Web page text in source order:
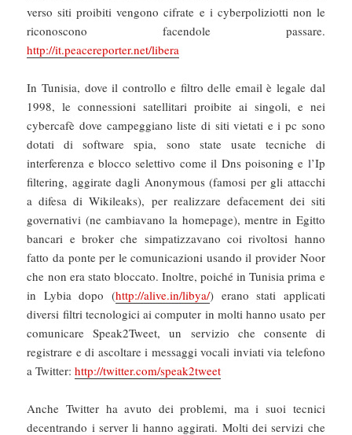
verso siti proibiti vengono cifrate e i cyberpoliziotti non le
riconoscono facendole passare.
http://it.peacereporter.net/libera
In Tunisia, dove il controllo e filtro delle email è legale dal
1998, le connessioni satellitari proibite ai singoli, e nei
cybercafè dove campeggiano liste di siti vietati e i pc sono
dotati di software spia, sono state usate tecniche di
interferenza e blocco selettivo come il Dns poisoning e l’Ip
filtering, aggirate dagli Anonymous (famosi per gli attacchi
a difesa di Wikileaks), per realizzare defacement dei siti
governativi (ne cambiavano la homepage), mentre in Egitto
bancari e broker che simpatizzavano coi rivoltosi hanno
fatto da ponte per le comunicazioni usando il provider Noor
che non era stato bloccato. Inoltre, poiché in Tunisia prima e
in Lybia dopo (http://alive.in/libya/) erano stati applicati
diversi filtri tecnologici ai computer in molti hanno usato per
comunicare Speak2Tweet, un servizio che consente di
registrare e di ascoltare i messaggi vocali inviati via telefono
a Twitter:http://twitter.com/speak2tweet
Anche Twitter ha avuto dei problemi, ma i suoi tecnici
decentrando i server li hanno aggirati. Molti dei servizi che